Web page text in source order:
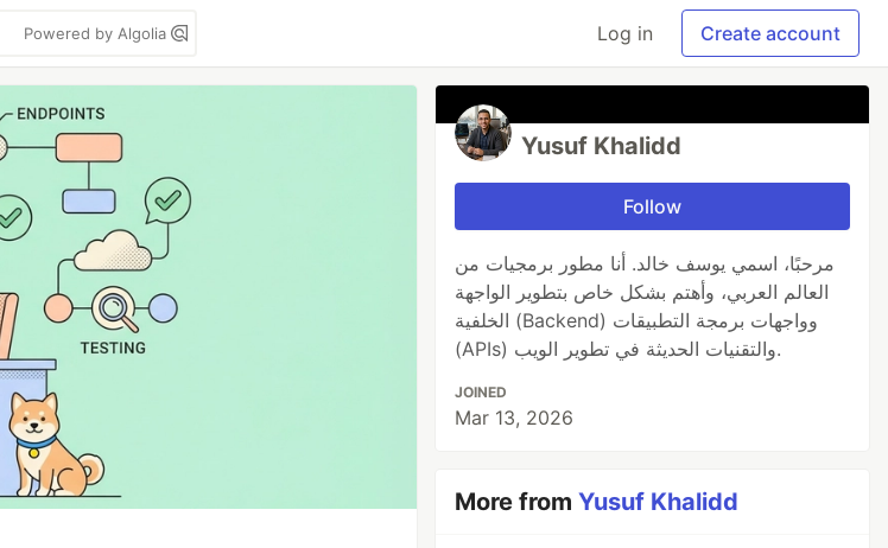
Powered by Algolia Log in Create account
Yusuf Khalidd
Follow
مرحبًا، اسمي يوسف خالد. أنا مطور برمجيات من
العالم العربي، وأهتم بشكل خاص بتطوير الواجهة
الخلفية (Backend) وواجهات برمجة التطبيقات
(APIs) والتقنيات الحديثة في تطوير الويب.
JOINED
Mar 13, 2026
More fromYusuf Khalidd